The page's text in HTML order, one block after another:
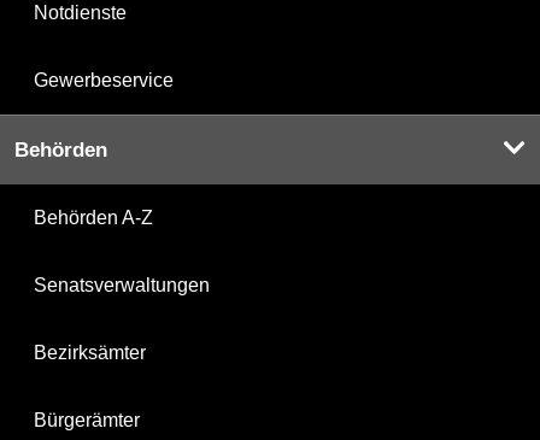
Notdienste
Gewerbeservice
Behörden
Behörden A-Z
Senatsverwaltungen
Bezirksämter
Bürgerämter